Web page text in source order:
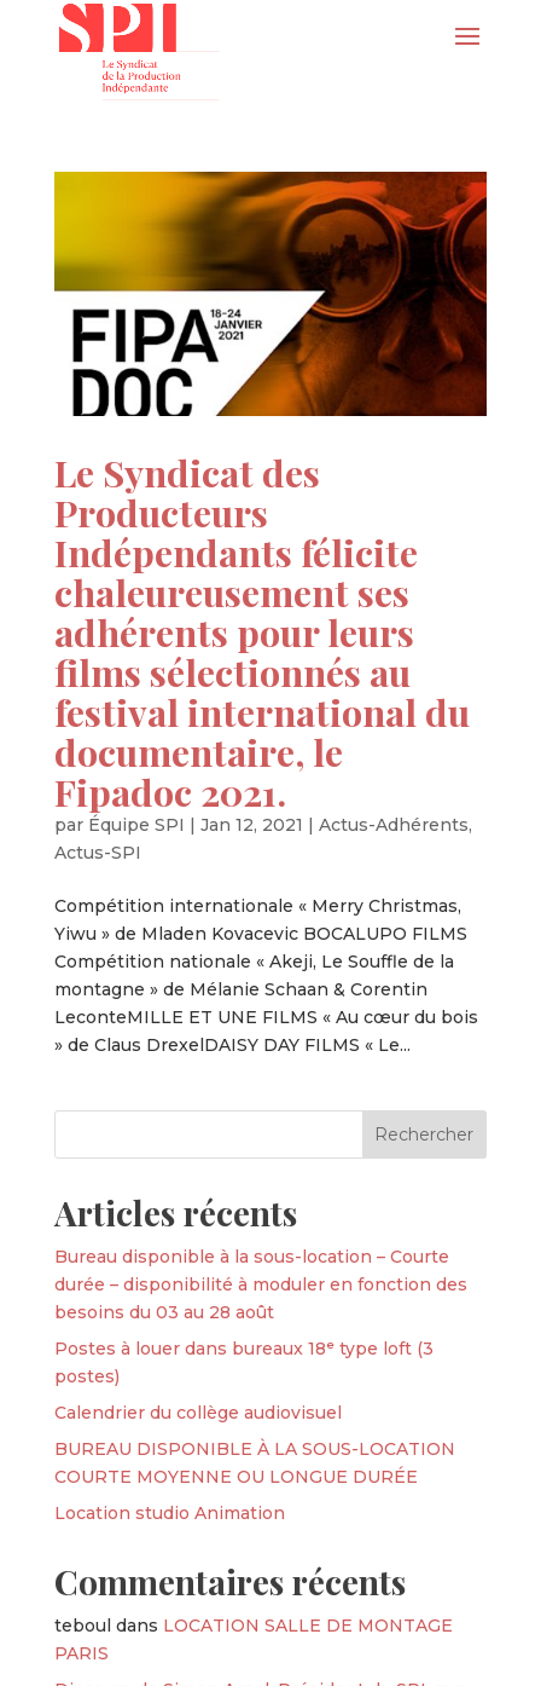
Le Syndicat des
Producteurs
Indépendants félicite
chaleureusement ses
adhérents pour leurs
films sélectionnés au
festival international du
documentaire, le
Fipadoc 2021.
par Équipe SPI | Jan 12, 2021 | Actus-Adhérents,
Actus-SPI
Compétition internationale « Merry Christmas,
Yiwu » de Mladen Kovacevic BOCALUPO FILMS
Compétition nationale « Akeji, Le Souffle de la
montagne » de Mélanie Schaan & Corentin
LeconteMILLE ET UNE FILMS « Au cœur du bois
» de Claus DrexelDAISY DAY FILMS « Le...
Articles récents
Bureau disponible à la sous-location – Courte
durée – disponibilité à moduler en fonction des
besoins du 03 au 28 août
Postes à louer dans bureaux 18ᵉ type loft (3
postes)
Calendrier du collège audiovisuel
BUREAU DISPONIBLE À LA SOUS-LOCATION
COURTE MOYENNE OU LONGUE DURÉE
Location studio Animation
Commentaires récents
teboul dans LOCATION SALLE DE MONTAGE
PARIS